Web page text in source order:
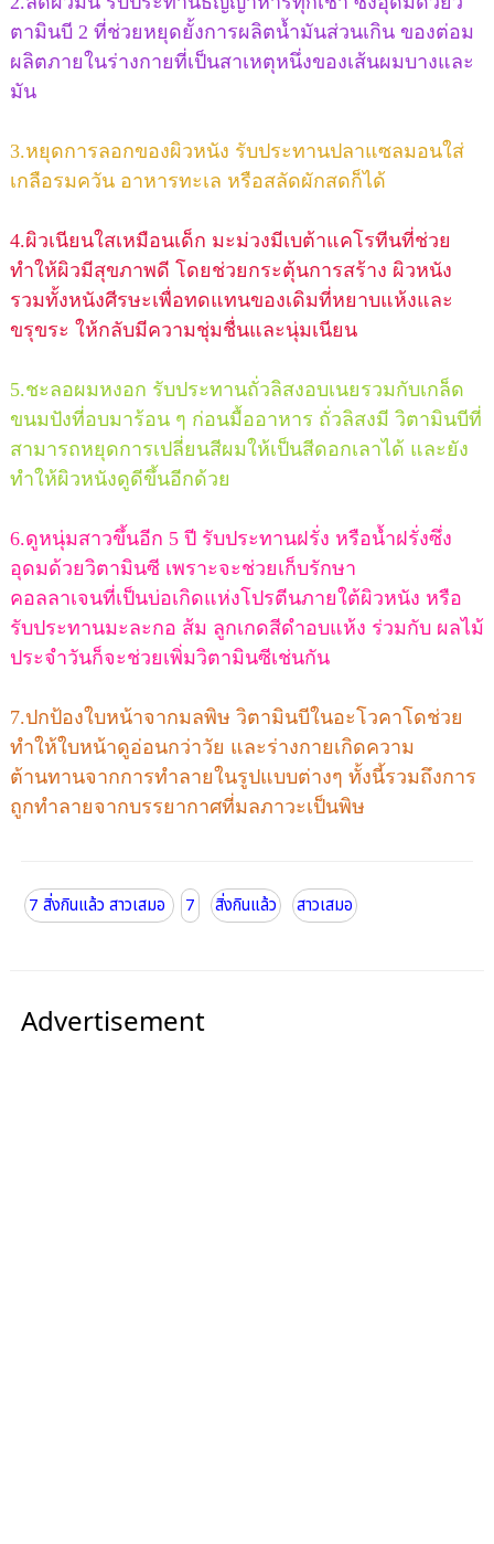
ตามินบี 2 ที่ช่วยหยุดยั้งการผลิตน้ำมันส่วนเกิน ของต่อม
ผลิตภายในร่างกายที่เป็นสาเหตุหนึ่งของเส้นผมบางและ
มัน
3.หยุดการลอกของผิวหนัง รับประทานปลาแซลมอนใส่
เกลือรมควัน อาหารทะเล หรือสลัดผักสดก็ได้
4.ผิวเนียนใสเหมือนเด็ก มะม่วงมีเบต้าแคโรทีนที่ช่วย
ทำให้ผิวมีสุขภาพดี โดยช่วยกระตุ้นการสร้าง ผิวหนัง
รวมทั้งหนังศีรษะเพื่อทดแทนของเดิมที่หยาบแห้งและ
ขรุขระ ให้กลับมีความชุ่มชื่นและนุ่มเนียน
5.ชะลอผมหงอก รับประทานถั่วลิสงอบเนยรวมกับเกล็ด
ขนมปังที่อบมาร้อน ๆ ก่อนมื้ออาหาร ถั่วลิสงมี วิตามินบีที่
สามารถหยุดการเปลี่ยนสีผมให้เป็นสีดอกเลาได้ และยัง
ทำให้ผิวหนังดูดีขึ้นอีกด้วย
6.ดูหนุ่มสาวขึ้นอีก 5 ปี รับประทานฝรั่ง หรือน้ำฝรั่งซึ่ง
อุดมด้วยวิตามินซี เพราะจะช่วยเก็บรักษา
คอลลาเจนที่เป็นบ่อเกิดแห่งโปรตีนภายใต้ผิวหนัง หรือ
รับประทานมะละกอ ส้ม ลูกเกดสีดำอบแห้ง ร่วมกับ ผลไม้
ประจำวันก็จะช่วยเพิ่มวิตามินซีเช่นกัน
7.ปกป้องใบหน้าจากมลพิษ วิตามินบีในอะโวคาโดช่วย
ทำให้ใบหน้าดูอ่อนกว่าวัย และร่างกายเกิดความ
ต้านทานจากการทำลายในรูปแบบต่างๆ ทั้งนี้รวมถึงการ
ถูกทำลายจากบรรยากาศที่มลภาวะเป็นพิษ
7 สิ่งกินแล้ว สาวเสมอ 7 สิ่งกินแล้ว สาวเสมอ
Advertisement